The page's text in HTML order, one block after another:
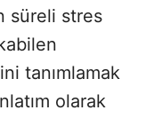
süreli stres
tanımlamak
olarak